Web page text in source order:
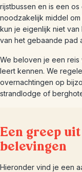
rijstbussen en is een
noodzakelijk middel
kun je eigenlijk niet
van het gebaande pad
We beloven je een reis
leert kennen. We
overnachtingen op
strandlodge of
Een greep
belevingen
Hieronder vind je een